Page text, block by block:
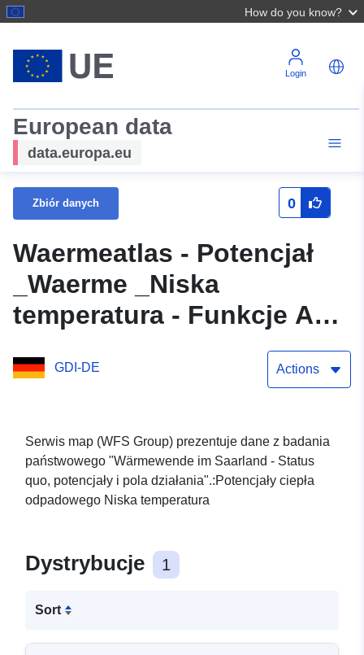
How do you know?
Login
European data
data.europa.eu
Zbiór danych 0
Waermeatlas - Potencjał
_Waerme _Niska
temperatura - Funkcje API
GDI-DE Actions
Serwis map (WFS Group) prezentuje dane z badania
państwowego "Wärmewende im Saarland - Status
quo, potencjały i pola działania".:Potencjały ciepła
odpadowego Niska temperatura
Dystrybucje 1
Sort